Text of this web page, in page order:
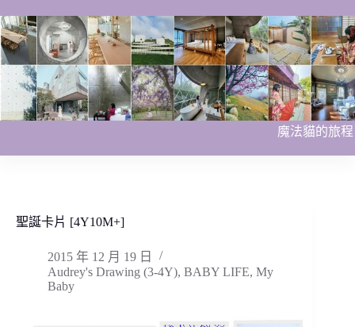
至
主
要
內
容
魔法貓的旅程
聖誕卡片 [4Y10M+]
2015 年 12 月 19 日
Audrey's Drawing (3-4Y), BABY LIFE, My
Baby